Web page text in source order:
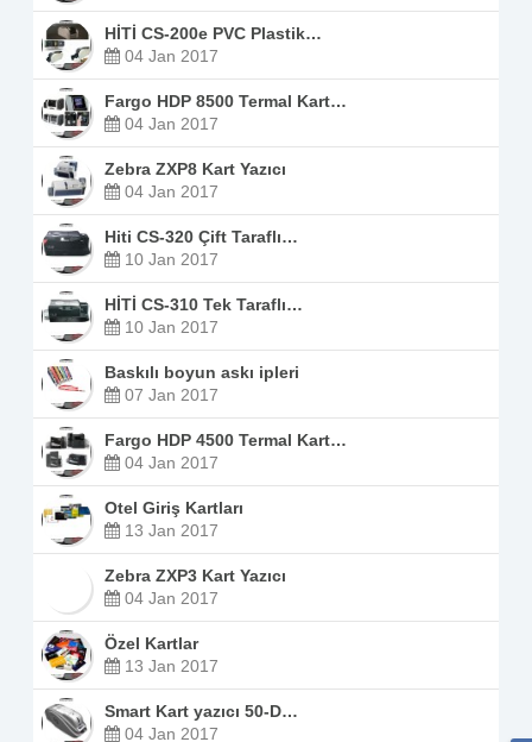
HİTİ CS-200e PVC Plastik…
04 Jan 2017
Fargo HDP 8500 Termal Kart…
04 Jan 2017
Zebra ZXP8 Kart Yazıcı
04 Jan 2017
Hiti CS-320 Çift Taraflı…
10 Jan 2017
HİTİ CS-310 Tek Taraflı…
10 Jan 2017
Baskılı boyun askı ipleri
07 Jan 2017
Fargo HDP 4500 Termal Kart…
04 Jan 2017
Otel Giriş Kartları
13 Jan 2017
Zebra ZXP3 Kart Yazıcı
04 Jan 2017
Özel Kartlar
13 Jan 2017
Smart Kart yazıcı 50-D…
04 Jan 2017